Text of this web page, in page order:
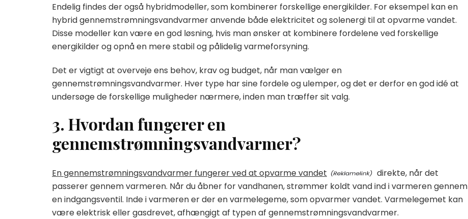
Endelig findes der også hybridmodeller, som kombinerer forskellige energikilder. For eksempel kan en
hybrid gennemstrømningsvandvarmer anvende både elektricitet og solenergi til at opvarme vandet.
Disse modeller kan være en god løsning, hvis man ønsker at kombinere fordelene ved forskellige
energikilder og opnå en mere stabil og pålidelig varmeforsyning.
Det er vigtigt at overveje ens behov, krav og budget, når man vælger en
gennemstrømningsvandvarmer. Hver type har sine fordele og ulemper, og det er derfor en god idé at
undersøge de forskellige muligheder nærmere, inden man træffer sit valg.
3. Hvordan fungerer en
gennemstrømningsvandvarmer?
En gennemstrømningsvandvarmer fungerer ved at opvarme vandet
direkte, når det
passerer gennem varmeren. Når du åbner for vandhanen, strømmer koldt vand ind i varmeren gennem
en indgangsventil. Inde i varmeren er der en varmelegeme, som opvarmer vandet. Varmelegemet kan
være elektrisk eller gasdrevet, afhængigt af typen af gennemstrømningsvandvarmer.